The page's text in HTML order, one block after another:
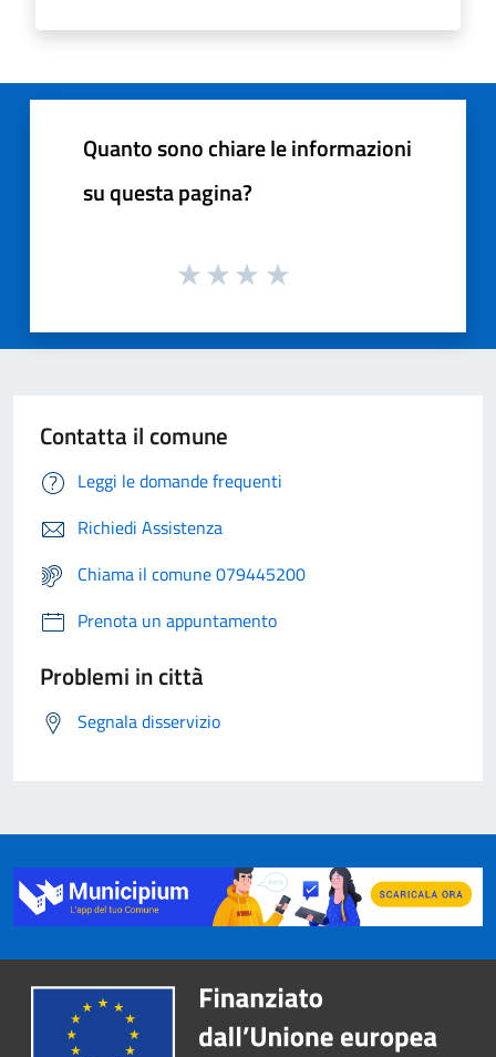
Quanto sono chiare le informazioni
su questa pagina?
Contatta il comune
Leggi le domande frequenti
Richiedi Assistenza
Chiama il comune 079445200
Prenota un appuntamento
Problemi in città
Segnala disservizio